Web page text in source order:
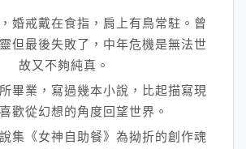
婚戒戴在食指，肩上有鳥常駐。曾
但最後失敗了，中年危機是無法世
故又不夠純真。
畢業，寫過幾本小說，比起描寫現
歡從幻想的角度回望世界。
集《女神自助餐》 為拗折的創作魂